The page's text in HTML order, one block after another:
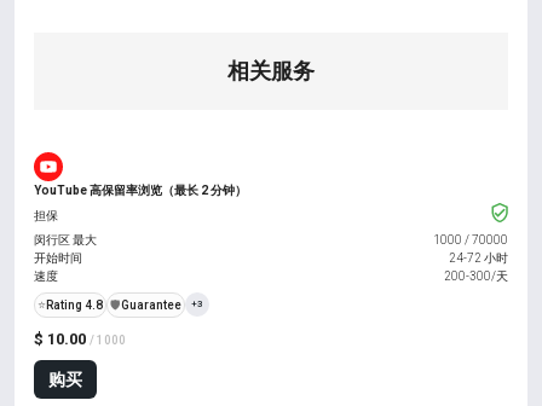
相关服务
YouTube 高保留率浏览（最长 2 分钟）
$ 10.00 / 1000
购买
担保
闵行区 最大
1000 /70000
开始时间
24-72 小时
速度
200-300/天
⭐ Rating 4.8 ️🛡️Guarantee +3